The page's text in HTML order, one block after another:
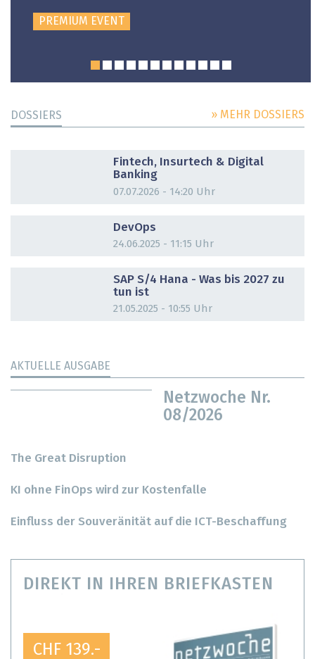
PREMIUM EVENT
DOSSIERS » MEHR DOSSIERS
Fintech, Insurtech & Digital
Banking
07.07.2026 - 14:20 Uhr
DevOps
24.06.2025 - 11:15 Uhr
SAP S/4 Hana - Was bis 2027 zu
tun ist
21.05.2025 - 10:55 Uhr
AKTUELLE AUSGABE
Netzwoche Nr.
08/2026
The Great Disruption
KI ohne FinOps wird zur Kostenfalle
Einfluss der Souveränität auf die ICT-Beschaffung
DIREKT IN IHREN BRIEFKASTEN
CHF 139.-